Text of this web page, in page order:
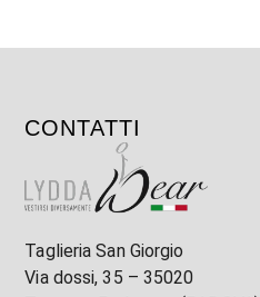
CONTATTI
Taglieria San Giorgio
Via dossi, 35 – 35020